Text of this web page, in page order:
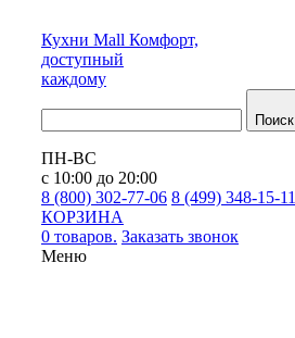
Кухни Mall Комфорт,
доступный
каждому
Поиск
ПН-ВС
с 10:00 до 20:00
8 (800) 302-77-06 8 (499) 348-15-11
КОРЗИНА
0 товаров. Заказать звонок
Меню